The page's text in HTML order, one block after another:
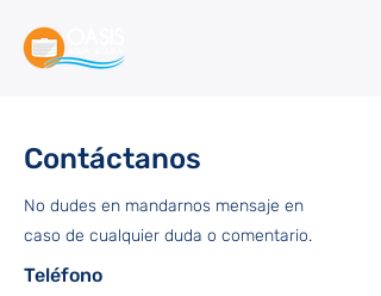
Contáctanos
No dudes en mandarnos mensaje en
caso de cualquier duda o comentario.
Teléfono